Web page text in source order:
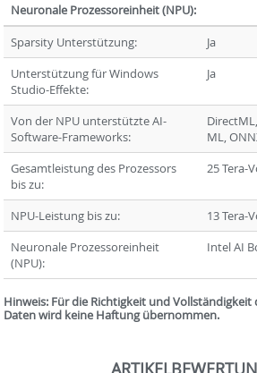
Neuronale Prozessoreinheit (NPU):
Sparsity Unterstützung:
Ja
Unterstützung für Windows
Studio-Effekte:
Ja
Von der NPU unterstützte AI-
Software-Frameworks:
ML,
Gesamtleistung des Prozessors
bis zu:
25 Tera-
NPU-Leistung bis zu:
13 Tera-
Neuronale Prozessoreinheit
(NPU):
Intel AI
Hinweis: Für die Richtigkeit und
Daten wird keine Haftung übernommen.